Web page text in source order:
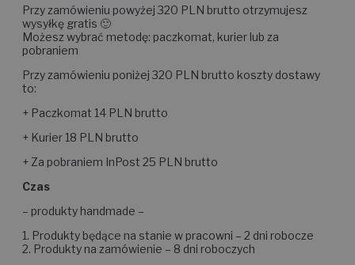
Przy zamówieniu powyżej 320 PLN brutto otrzymujesz
wysyłkę gratis 🙂
Możesz wybrać metodę: paczkomat, kurier lub za
pobraniem
Przy zamówieniu poniżej 320 PLN brutto koszty dostawy
to:
+ Paczkomat 14 PLN brutto
+ Kurier 18 PLN brutto
+ Za pobraniem InPost 25 PLN brutto
Czas
– produkty handmade –
1. Produkty będące na stanie w pracowni – 2 dni robocze
2. Produkty na zamówienie – 8 dni roboczych